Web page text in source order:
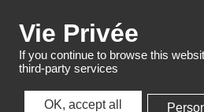
Vie Privée
If you continue to browse this
third-party services
OK, accept all